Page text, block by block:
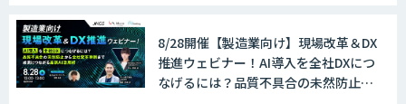
8/28開催【製造業向け】現場改革＆DX
推進ウェビナー！AI導入を全社DXにつ
なげるには？品質不具合の未然防止か